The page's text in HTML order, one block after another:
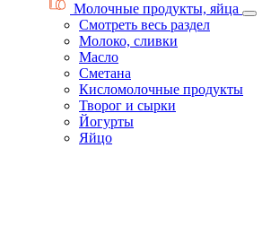
Молочные продукты, яйца
Смотреть весь раздел
Молоко, сливки
Масло
Сметана
Кисломолочные продукты
Творог и сырки
Йогурты
Яйцо